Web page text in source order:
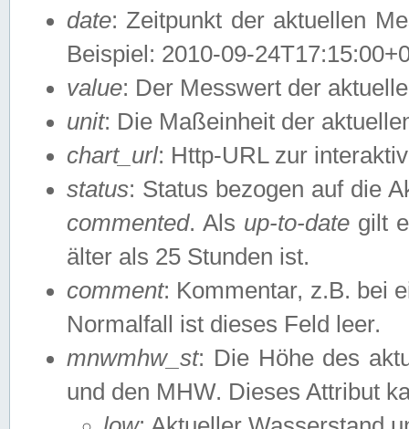
date: Zeitpunkt der aktuellen
Beispiel: 2010-09-
value: Der Messwert der
unit: Die Maßeinheit der
chart_url: Http-URL zur
status: Status bezogen auf die
commented. Als up-to-date gilt
älter als 25 Stunden ist.
comment: Kommentar, z.B. bei
Normalfall ist dieses Feld leer.
mnwmhw_st: Die Höhe des
und den MHW. Dieses Attribut